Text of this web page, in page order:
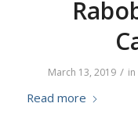
March 13, 2019 / in
Read more